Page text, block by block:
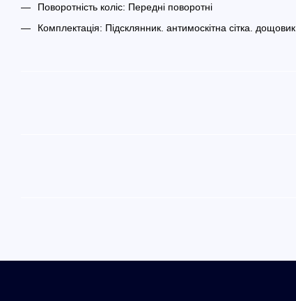
Поворотність коліс: Передні поворотні
Комплектація: Підсклянник. антимоскітна сітка. дощовик